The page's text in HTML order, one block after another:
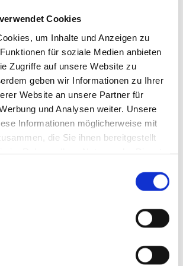
Cookies
um Inhalte und Anzeigen zu
für soziale Medien anbieten
Zugriffe auf unsere Website zu
geben wir Informationen zu Ihrer
Website an unsere Partner für
und Analysen weiter. Unsere
Informationen möglicherweise mit
die Sie ihnen bereitgestellt